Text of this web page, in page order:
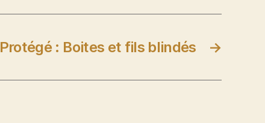
→
Protégé : Boites et fils blindés